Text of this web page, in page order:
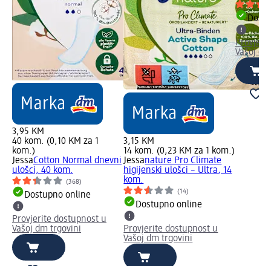
3,95 KM
40 kom. (0,10 KM za 1
kom.)
JessaCotton Normal dnevni
ulošci, 40 kom.
(368)
Dostupno online
Provjerite dostupnost u
Vašoj dm trgovini
3,15 KM
14 kom. (0,23 KM za 1 kom.)
Jessanature Pro Climate
higijenski ulošci – Ultra, 14
kom.
(14)
Dostupno online
Provjerite dostupnost u
Vašoj dm trgovini
Vašoj